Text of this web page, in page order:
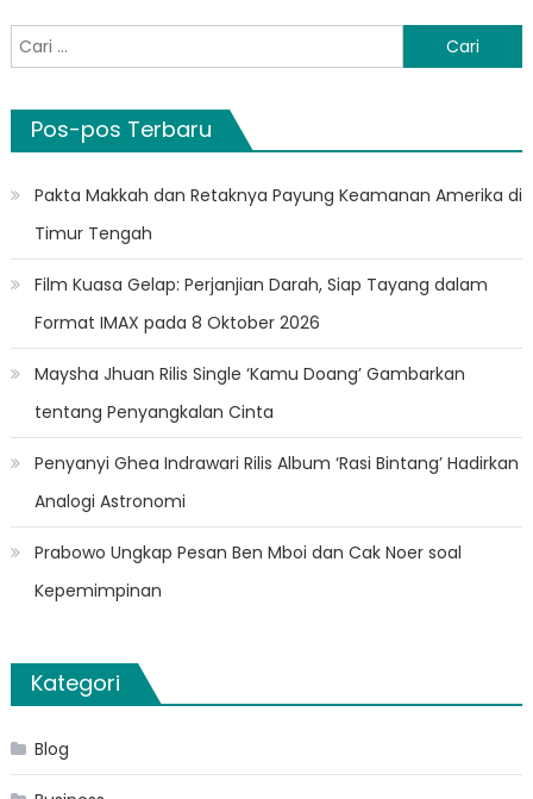
Cari
untuk:
Pos-pos Terbaru
Pakta Makkah dan Retaknya Payung Keamanan Amerika di
Timur Tengah
Film Kuasa Gelap: Perjanjian Darah, Siap Tayang dalam
Format IMAX pada 8 Oktober 2026
Maysha Jhuan Rilis Single ‘Kamu Doang’ Gambarkan
tentang Penyangkalan Cinta
Penyanyi Ghea Indrawari Rilis Album ‘Rasi Bintang’ Hadirkan
Analogi Astronomi
Prabowo Ungkap Pesan Ben Mboi dan Cak Noer soal
Kepemimpinan
Kategori
Blog